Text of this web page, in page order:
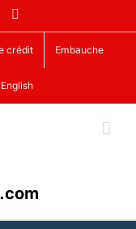
crédit Embauche
English